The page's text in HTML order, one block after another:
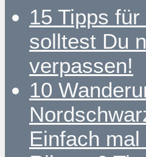
15 Tipps
solltest Du
verpassen!
10
Einfach